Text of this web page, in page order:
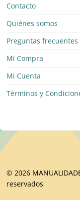
Contacto
Quiénes somos
Preguntas frecuentes
Mi Compra
Mi Cuenta
Términos y
© 2026
reservados